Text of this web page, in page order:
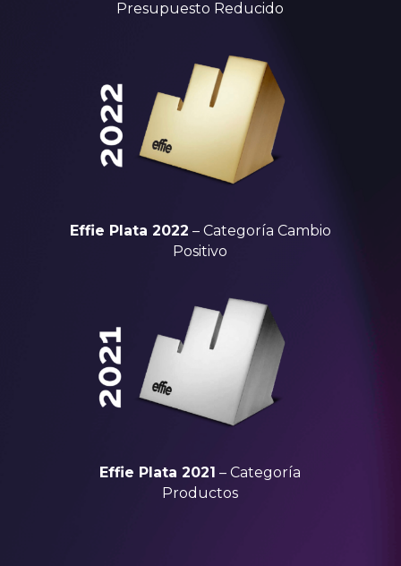
Presupuesto Reducido
Effie Plata 2022 – Categoría Cambio
Positivo
Effie Plata 2021 – Categoría
Productos